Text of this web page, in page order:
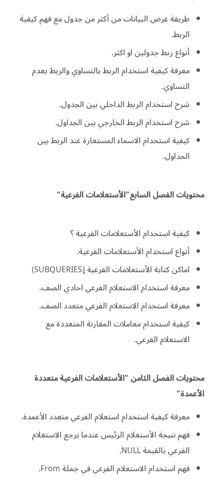
طريقة عرض البيانات من أكثر من جدول مع فهم كيفية
الربط.
أنواع ربط جدولين او اكثر.
معرفة كيفية استخدام الربط بالتساوي والربط بعدم
التساوي.
شرح استخدام الربط الداخلي بين الجدول.
شرح استخدام الربط الخارجي بين الجداول.
كيفية استخدام الاسماء المستعارة عند الربط بين
الجداول.
محتويات الفصل السابع"الأستعلامات الفرعية"
كيفية استخدام الأستعلامات الفرعية ؟
أنواع استخدام الأستعلامات الفرعية.
اماكن كتابة الأستعلامات الفرعية (ٍSUBQUERIES)
معرفة استخدام الاستعلام الفرعي احادي الصف.
معرفة استخدام الاستعلام الفرعي متعدد الصف.
كيفية استخدام معاملات المقارنة المتعددة مع
الاستعلام الفرعي.
محتويات الفصل الثامن "الأستعلامات الفرعية متعددة
الأعمدة"
معرفة كيفية استخدام استعلام الفرعي متعدد الأعمدة.
فهم نتيجة الأستعلام الرئيس عندما يرجع الاستعلام
الفرعي بالقيمة NULL.
فهم استخدام الاستعلام الفرعي في جملة From.